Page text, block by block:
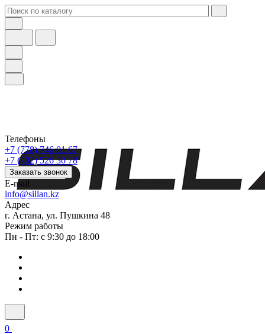
Телефоны
+7 (778) 746 01 67
+7 (702) 526 30 78
Заказать звонок
E-mail
info@sillan.kz
Адрес
г. Астана, ул. Пушкина 48
Режим работы
Пн - Пт: с 9:30 до 18:00
0